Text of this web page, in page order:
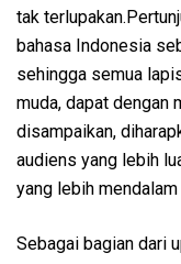
tak
bahasa Indonesia
sehingga semua
muda, dapat dengan
disampaikan,
audiens yang lebih
yang lebih
Sebagai bagian dari